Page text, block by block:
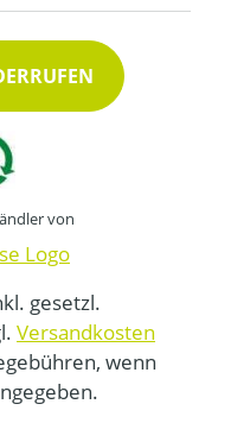
von
gesetzl.
Versandkosten
wenn